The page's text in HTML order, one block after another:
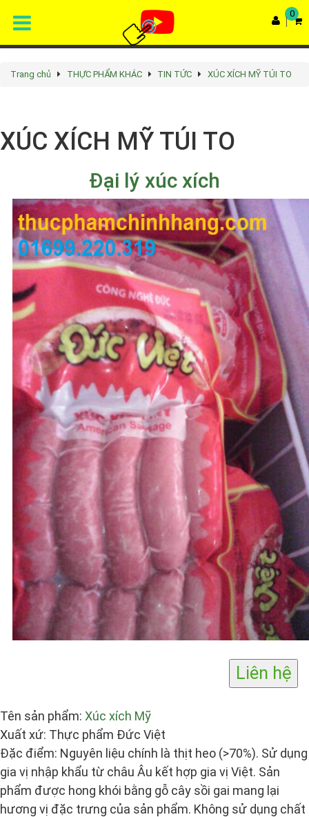
0
Trang chủ THỰC PHẨM KHÁC TIN TỨC XÚC XÍCH MỸ TÚI TO
XÚC XÍCH MỸ TÚI TO
Đại lý xúc xích
Tên sản phẩm: Xúc xích Mỹ
Xuất xứ: Thực phẩm Đức Việt
Đặc điểm: Nguyên liệu chính là thịt heo (>70%). Sử dụng
gia vị nhập khẩu từ châu Âu kết hợp gia vị Việt. Sản
phẩm được hong khói bằng gỗ cây sồi gai mang lại
hương vị đặc trưng của sản phẩm. Không sử dụng chất